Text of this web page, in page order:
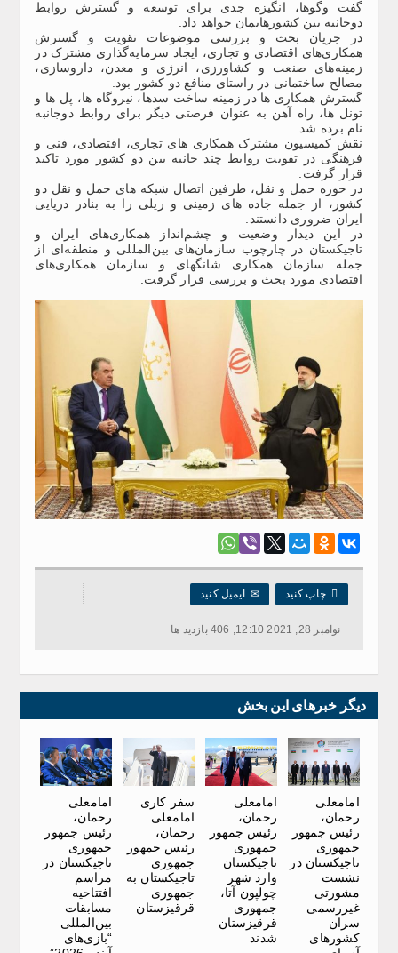
گفت وگوها، انگیزه جدی برای توسعه و گسترش روابط
دوجانبه بین کشورهایمان خواهد داد.
در جریان بحث و بررسی موضوعات تقویت و گسترش
همکاری‌های اقتصادی و تجاری، ایجاد سرمایه‌گذاری مشترک در
زمینه‌های صنعت و کشاورزی، انرژی و معدن، داروسازی،
مصالح ساختمانی در راستای منافع دو کشور بود.
گسترش همکاری ها در زمینه ساخت سدها، نیروگاه ها، پل ها و
تونل ها، راه آهن به عنوان فرصتی دیگر برای روابط دوجانبه
نام برده شد.
نقش کمیسیون مشترک همکاری های تجاری، اقتصادی، فنی و
فرهنگی در تقویت روابط چند جانبه بین دو کشور مورد تاکید
قرار گرفت.
در حوزه حمل و نقل، طرفین اتصال شبکه های حمل و نقل دو
کشور، از جمله جاده های زمینی و ریلی را به بنادر دریایی
ایران ضروری دانستند.
در این دیدار وضعیت و چشم‌انداز همکاری‌های ایران و
تاجیکستان در چارچوب سازمان‌های بین‌المللی و منطقه‌ای از
جمله سازمان همکاری شانگهای و سازمان همکاری‌های
اقتصادی مورد بحث و بررسی قرار گرفت.
 چاپ کنید ✉ایمیل کنید
نوامبر 28, 2021 12:10, 406 بازدید ها
دیگر خبرهای این بخش
امامعلی
رحمان،
رئیس جمهور
جمهوری
تاجیکستان در
نشست
مشورتی
غیررسمی
سران
کشورهای
امامعلی
رحمان،
رئیس جمهور
جمهوری
تاجیکستان
وارد شهر
چولپون آتا،
جمهوری
قرقیزستان
شدند
سفر کاری
امامعلی
رحمان،
رئیس جمهور
جمهوری
تاجیکستان به
جمهوری
قرقیزستان
امامعلی
رحمان،
رئیس جمهور
جمهوری
تاجیکستان در
مراسم
افتتاحیه
مسابقات
بین‌المللی
“بازی‌های